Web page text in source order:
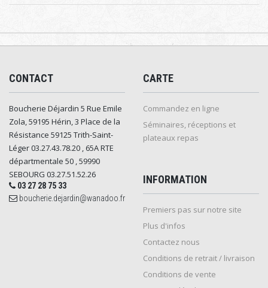
CONTACT
Boucherie Déjardin 5 Rue Emile
Zola, 59195 Hérin, 3 Place de la
Résistance 59125 Trith-Saint-
Léger 03.27.43.78.20 , 65A RTE
départmentale 50 , 59990
SEBOURG 03.27.51.52.26
03 27 28 75 33
boucherie.dejardin@wanadoo.fr
CARTE
Commandez en ligne
Séminaires, réceptions et
plateaux repas
INFORMATION
Premiers pas sur notre site
Plus d'infos
Contactez nous
Conditions de retrait / livraison
Conditions de vente